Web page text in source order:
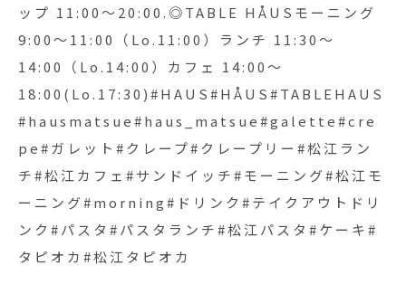
ップ 11:00〜20:00.◎TABLE HÅUSモーニング
9:00〜11:00（Lo.11:00）ランチ 11:30〜
14:00（Lo.14:00）カフェ 14:00〜
18:00(Lo.17:30)#HAUS#HÅUS#TABLEHAUS
#hausmatsue#haus_matsue#galette#cre
pe#ガレット#クレープ#クレープリー#松江ラン
チ#松江カフェ#サンドイッチ#モーニング#松江モ
ーニング#morning#ドリンク#テイクアウトドリ
ンク#パスタ#パスタランチ#松江パスタ#ケーキ#
タピオカ#松江タピオカ